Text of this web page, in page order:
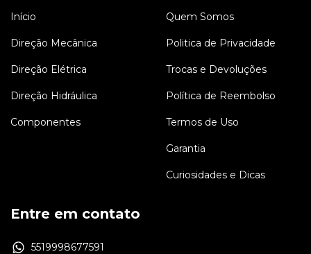
Início
Direção Mecânica
Direção Elétrica
Direção Hidráulica
Componentes
Quem Somos
Politica de Privacidade
Trocas e Devoluções
Política de Reembolso
Termos de Uso
Garantia
Curiosidades e Dicas
Entre em contato
5519998677591